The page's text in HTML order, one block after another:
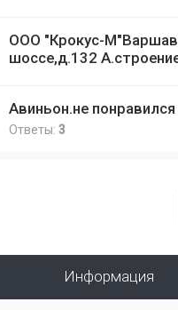
ООО "Крокус-
шоссе,д.132
Авиньон.не понравился
Ответы:3
Информация